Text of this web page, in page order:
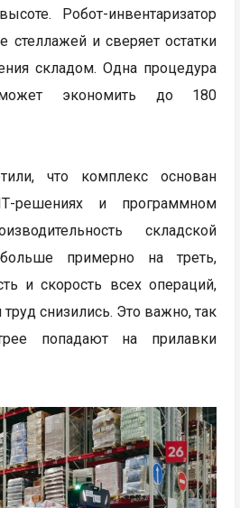
Робот-инвентаризатор
стеллажей и сверяет остатки
складом. Одна процедура
может экономить до 180
что комплекс основан
решениях и программном
складской
примерно на треть,
и скорость всех операций,
труд снизились. Это важно, так
попадают на прилавки